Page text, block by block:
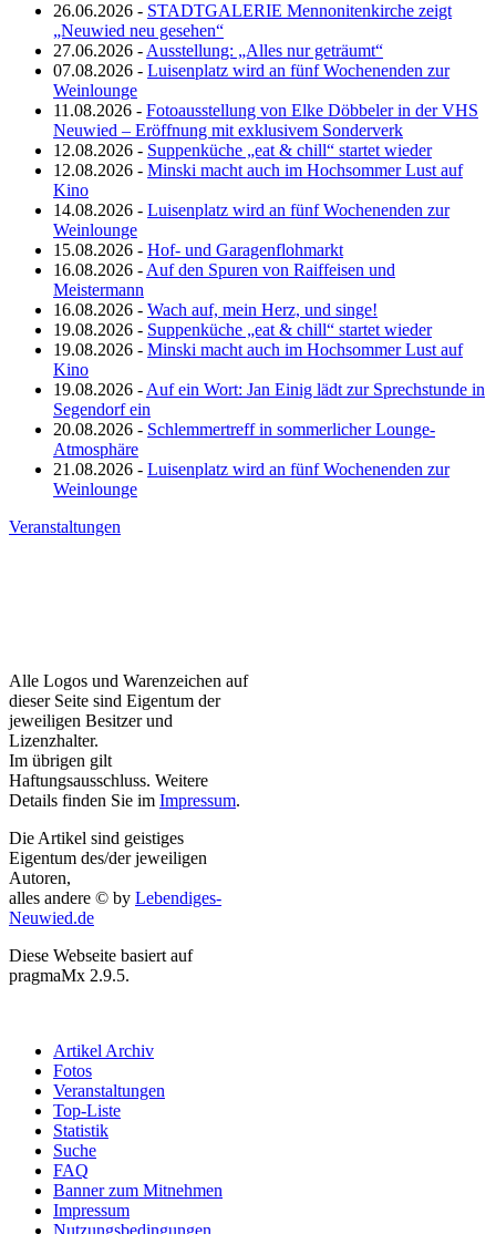
26.06.2026 - STADTGALERIE Mennonitenkirche zeigt
„Neuwied neu gesehen“
27.06.2026 - Ausstellung: „Alles nur geträumt“
07.08.2026 - Luisenplatz wird an fünf Wochenenden zur
Weinlounge
11.08.2026 - Fotoausstellung von Elke Döbbeler in der VHS
Neuwied – Eröffnung mit exklusivem Sonderverk
12.08.2026 - Suppenküche „eat & chill“ startet wieder
12.08.2026 - Minski macht auch im Hochsommer Lust auf
Kino
14.08.2026 - Luisenplatz wird an fünf Wochenenden zur
Weinlounge
15.08.2026 - Hof- und Garagenflohmarkt
16.08.2026 - Auf den Spuren von Raiffeisen und
Meistermann
16.08.2026 - Wach auf, mein Herz, und singe!
19.08.2026 - Suppenküche „eat & chill“ startet wieder
19.08.2026 - Minski macht auch im Hochsommer Lust auf
Kino
19.08.2026 - Auf ein Wort: Jan Einig lädt zur Sprechstunde in
Segendorf ein
20.08.2026 - Schlemmertreff in sommerlicher Lounge-
Atmosphäre
21.08.2026 - Luisenplatz wird an fünf Wochenenden zur
Weinlounge
Veranstaltungen
Alle Logos und Warenzeichen auf
dieser Seite sind Eigentum der
jeweiligen Besitzer und
Lizenzhalter.
Im übrigen gilt
Haftungsausschluss. Weitere
Details finden Sie im Impressum.
Die Artikel sind geistiges
Eigentum des/der jeweiligen
Autoren,
alles andere © by Lebendiges-
Neuwied.de
Diese Webseite basiert auf
pragmaMx 2.9.5.
Artikel Archiv
Fotos
Veranstaltungen
Top-Liste
Statistik
Suche
FAQ
Banner zum Mitnehmen
Impressum
Nutzungsbedingungen